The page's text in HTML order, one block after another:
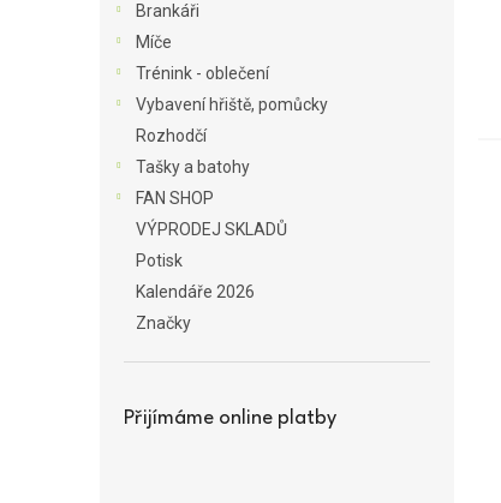
Brankáři
Míče
Trénink - oblečení
Vybavení hřiště, pomůcky
Rozhodčí
Tašky a batohy
FAN SHOP
VÝPRODEJ SKLADŮ
Potisk
Kalendáře 2026
Značky
Přijímáme online platby